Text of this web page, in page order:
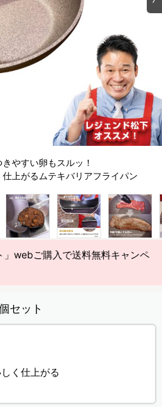
やすい卵もスルッ！
上がるムテキバリアフライパン
」webご購入で送料無料キャンペ
セット
く仕上がる